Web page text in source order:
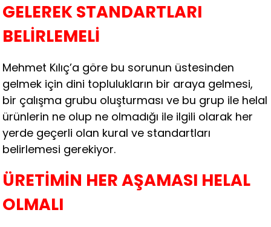
GELEREK STANDARTLARI
BELİRLEMELİ
Mehmet Kılıç’a göre bu sorunun üstesinden
gelmek için dini toplulukların bir araya gelmesi,
bir çalışma grubu oluşturması ve bu grup ile helal
ürünlerin ne olup ne olmadığı ile ilgili olarak her
yerde geçerli olan kural ve standartları
belirlemesi gerekiyor.
ÜRETİMİN HER AŞAMASI HELAL
OLMALI